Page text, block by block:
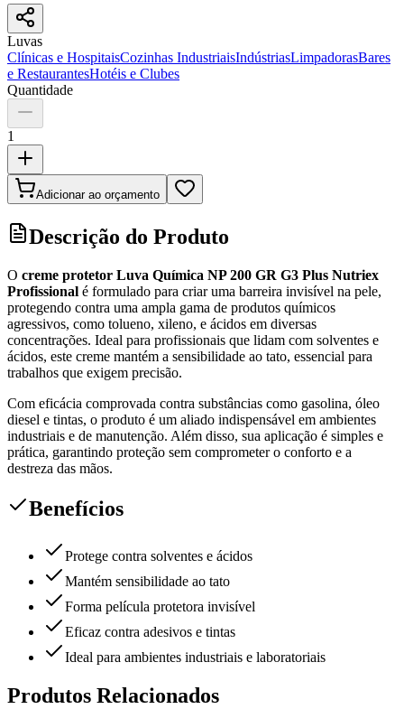
Luvas
Clínicas e HospitaisCozinhas IndustriaisIndústriasLimpadorasBares
e RestaurantesHotéis e Clubes
Quantidade
1
Adicionar ao orçamento
Descrição do Produto
O creme protetor Luva Química NP 200 GR G3 Plus Nutriex
Profissional é formulado para criar uma barreira invisível na pele,
protegendo contra uma ampla gama de produtos químicos
agressivos, como tolueno, xileno, e ácidos em diversas
concentrações. Ideal para profissionais que lidam com solventes e
ácidos, este creme mantém a sensibilidade ao tato, essencial para
trabalhos que exigem precisão.
Com eficácia comprovada contra substâncias como gasolina, óleo
diesel e tintas, o produto é um aliado indispensável em ambientes
industriais e de manutenção. Além disso, sua aplicação é simples e
prática, garantindo proteção sem comprometer o conforto e a
destreza das mãos.
Benefícios
Protege contra solventes e ácidos
Mantém sensibilidade ao tato
Forma película protetora invisível
Eficaz contra adesivos e tintas
Ideal para ambientes industriais e laboratoriais
Produtos Relacionados